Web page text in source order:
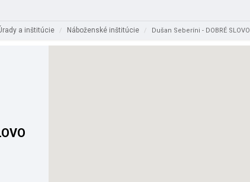
a inštitúcie / Náboženské inštitúcie / Dušan Seberíni - DOBRÉ SLOVO